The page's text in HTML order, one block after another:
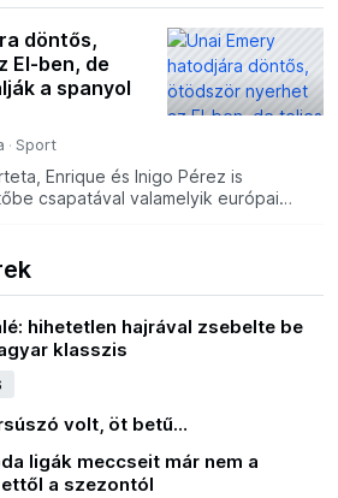
döntős,
El-ben, de
a spanyol
Sport
Enrique és Inigo Pérez is
csapatával valamelyik európai
hihetetlen hajrával zsebelte be
klasszis
volt, öt betű…
ligák meccseit már nem a
a szezontól